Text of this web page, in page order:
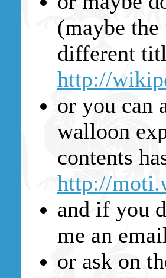
(maybe
different
http://
or you can
walloon
contents
http://
and if you
me an
or ask on